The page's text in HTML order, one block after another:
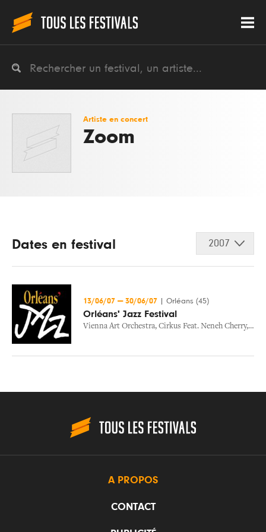
Artiste en concert
Zoom
Dates en festival 2007
13/06/07 — 30/06/07 Orléans (45)
Orléans' Jazz Festival
Vienna Art Orchestra, Cirkus Feat. Neneh Cherry, Est
A PROPOS
CONTACT